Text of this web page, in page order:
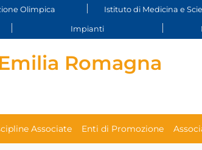
Olimpica Istituto di Medicina e
Impianti
Romagna
Associate Enti di Promozione